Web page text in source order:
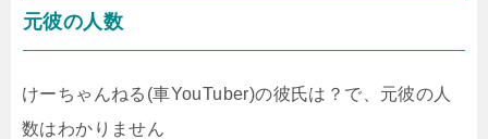
元彼の人数
けーちゃんねる(車YouTuber)の彼氏は？で、元彼の人
数はわかりません